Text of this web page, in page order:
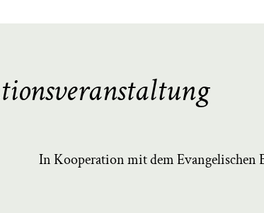
In Kooperation mit dem Evangelischen